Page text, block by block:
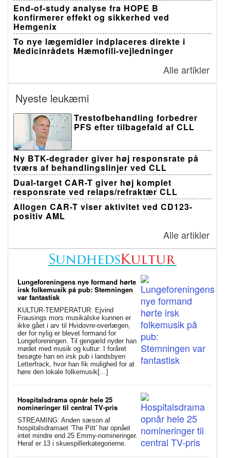
End-of-study analyse fra HOPE B
konfirmerer effekt og sikkerhed ved
Hemgenix
To nye lægemidler indplaceres direkte i
Medicinrådets Hæmofili-vejledninger
Alle artikler
Nyeste leukæmi
Trestofbehandling forbedrer
PFS efter tilbagefald af CLL
Ny BTK-degrader giver høj responsrate på
tværs af behandlingslinjer ved CLL
Dual-target CAR-T giver høj komplet
responsrate ved relaps/refraktær CLL
Allogen CAR-T viser aktivitet ved CD123-
positiv AML
Alle artikler
Lungeforeningens nye formand hørte
irsk folkemusik på pub: Stemningen
var fantastisk
KULTUR-TEMPERATUR: Ejvind
Frausings mors musikalske kunnen er
ikke gået i arv til Hvidovre-overlægen,
der for nylig er blevet formand for
Lungeforeningen. Til gengæld nyder han
mødet med musik og kultur: I foråret
besøgte han en irsk pub i landsbyen
Letterfrack, hvor han fik mulighed for at
høre den lokale folkemusik[…]
Hospitalsdrama opnår hele 25
nomineringer til central TV-pris
STREAMING: Anden sæson af
hospitalsdramaet ‘The Pitt’ har opnået
intet mindre end 25 Emmy-nomineringer.
Heraf er 13 i skuespillerkategorierne.